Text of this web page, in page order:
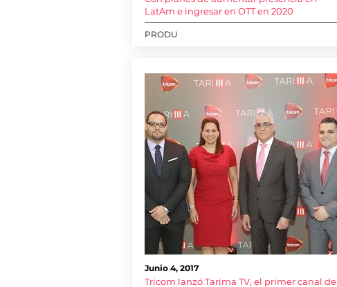
LatAm e ingresar en OTT en 2020
PRODU
Junio 4, 2017
Tricom lanzó Tarima TV, el primer canal de